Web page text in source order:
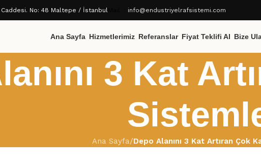
No: 48 Maltepe / İstanbul info@endustriyelrafsistemi.com
Ana Sayfa Hizmetlerimiz Referanslar Fiyat Teklifi Al Bize
3 Kat
Ana Sayfa/Depo Alanını 3 Kat Artıran Çok